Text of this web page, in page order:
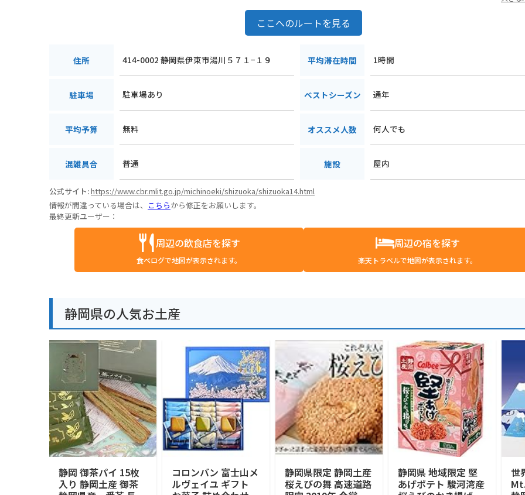
ここへのルートを見る
住所 414-0002 静岡県伊東市湯川５７１−１９ 平均滞在時間 1時間
駐車場 駐車場あり ベストシーズン 通年
平均予算 無料 オススメ人数 何人でも
混雑具合 普通 施設 屋内
公式サイト:https://www.cbr.mlit.go.jp/michinoeki/shizuoka/shizuoka14.html
情報が間違っている場合は、 こちらから修正をお願いします。
最終更新ユーザー：
周辺の飲食店を探す
食べログで地図が表示されます。
周辺の宿を探す
楽天トラベルで地図が表示されます。
静岡県の人気お土産
静岡 御茶パイ 15枚
入り 静岡土産 御茶
コロンバン 富士山メ
ルヴェイユ ギフト
静岡県限定 静岡土産
桜えびの舞 高速道路
静岡県 地域限定 堅
あげポテト 駿河湾産
世